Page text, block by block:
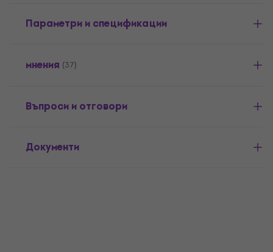
Параметри и спецификации
мнения (37)
Въпроси и отговори
Документи